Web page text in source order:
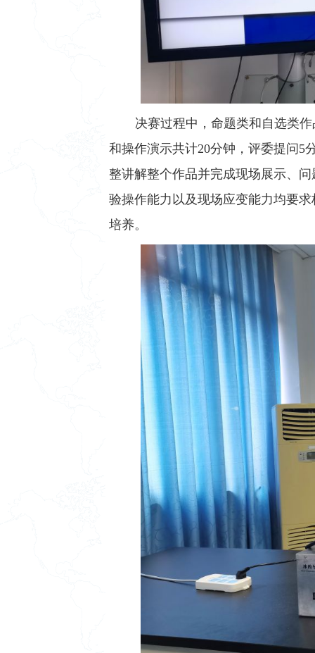
决赛过程中，命题类和自选类
和操作演示共计20分钟，评委提问5
整讲解整个作品并完成现场展示、
验操作能力以及现场应变能力均要
培养。